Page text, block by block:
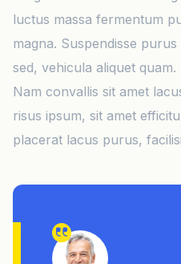
luctus massa fermentum
magna. Suspendisse
sed, vehicula aliquet
Nam convallis sit amet
risus ipsum, sit amet
placerat lacus purus,